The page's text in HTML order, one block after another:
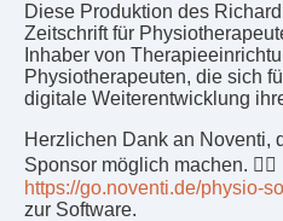
Diese Produktion des
Zeitschrift für
Inhaber von
Physiotherapeuten, die sich
digitale Weiterentwicklung
Herzlichen Dank an Noventi,
Sponsor möglich machen.
https://go.noventi.de/physio-
zur Software.